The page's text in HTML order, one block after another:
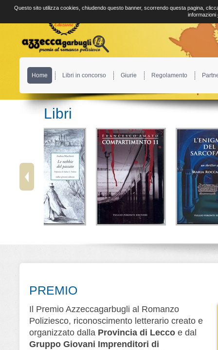
Home Libri in concorso Giurie Regolamento
Libri
Simone Cerri
PREMIO
Il Premio Azzeccagarbugli al Romanzo
Poliziesco, riconoscimento letterario creato e
organizzato dalla Provincia di Lecco e dal
Gruppo Giovani Imprenditori di
Questo sito utilizza cookies, chiudendo questo banner, scorrendo questa pagina,
informazioni